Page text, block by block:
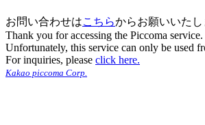
お問い合わせはこちらからお願いいたし
Thank you for accessing the Piccoma service.
Unfortunately, this service can only be used
For inquiries, please click here.
Kakao piccoma Corp.